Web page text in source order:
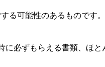
る可能性のあるものです。
に必ずもらえる書類、ほ